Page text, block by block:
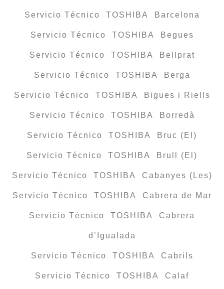
Servicio Técnico TOSHIBA Barcelona
Servicio Técnico TOSHIBA Begues
Servicio Técnico TOSHIBA Bellprat
Servicio Técnico TOSHIBA Berga
Servicio Técnico TOSHIBA Bigues i Riells
Servicio Técnico TOSHIBA Borredà
Servicio Técnico TOSHIBA Bruc (El)
Servicio Técnico TOSHIBA Brull (El)
Servicio Técnico TOSHIBA Cabanyes (Les)
Servicio Técnico TOSHIBA Cabrera de Mar
Servicio Técnico TOSHIBA Cabrera
d’Igualada
Servicio Técnico TOSHIBA Cabrils
Servicio Técnico TOSHIBA Calaf